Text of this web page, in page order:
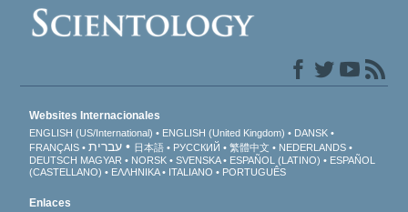
Websites Internacionales
ENGLISH (US/International) ENGLISH (United Kingdom)
DANSK
FRANÇAIS
עברית 日本語 РУССКИЙ 繁體中文
NEDERLANDS
DEUTSCH MAGYAR NORSK SVENSKA ESPAÑOL (LATINO)
ESPAÑOL
(CASTELLANO)
ΕΛΛΗΝΙΚA ITALIANO PORTUGUÊS
Enlaces